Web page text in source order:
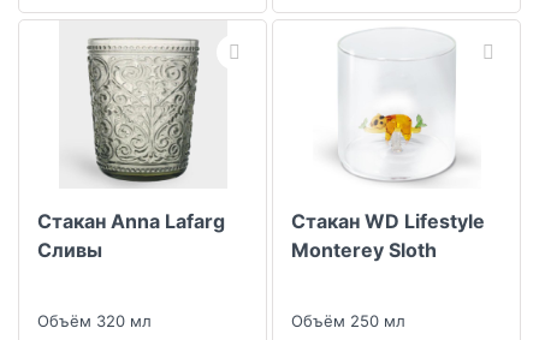
Стакан Anna Lafarg
Сливы
Объём 320 мл
Стакан WD Lifestyle
Monterey Sloth
Объём 250 мл